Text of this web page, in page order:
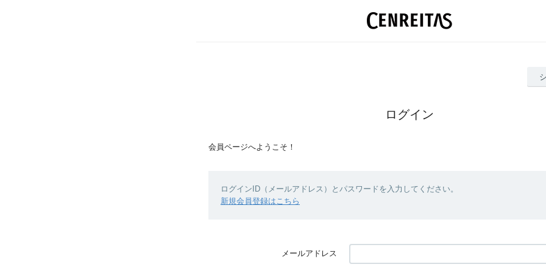
ログイン
会員ページへようこそ！
ログインID（メールアドレス）とパスワードを入力してください。
新規会員登録はこちら
メールアドレス